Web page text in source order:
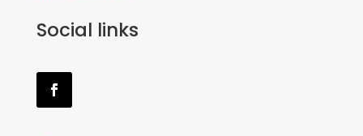
Social links